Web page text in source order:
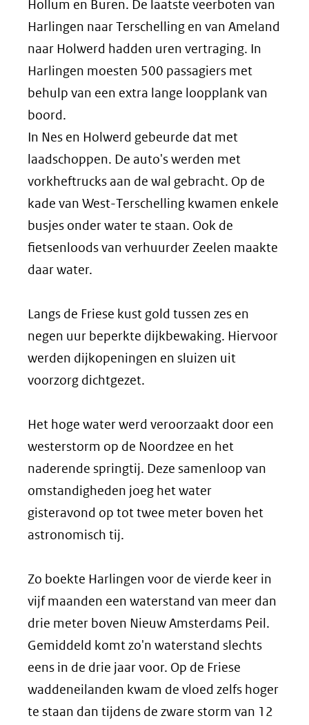
Hollum en Buren. De laatste veerboten van
Harlingen naar Terschelling en van Ameland
naar Holwerd hadden uren vertraging. In
Harlingen moesten 500 passagiers met
behulp van een extra lange loopplank van
boord.
In Nes en Holwerd gebeurde dat met
laadschoppen. De auto's werden met
vorkheftrucks aan de wal gebracht. Op de
kade van West-Terschelling kwamen enkele
busjes onder water te staan. Ook de
fietsenloods van verhuurder Zeelen maakte
daar water.
Langs de Friese kust gold tussen zes en
negen uur beperkte dijkbewaking. Hiervoor
werden dijkopeningen en sluizen uit
voorzorg dichtgezet.
Het hoge water werd veroorzaakt door een
westerstorm op de Noordzee en het
naderende springtij. Deze samenloop van
omstandigheden joeg het water
gisteravond op tot twee meter boven het
astronomisch tij.
Zo boekte Harlingen voor de vierde keer in
vijf maanden een waterstand van meer dan
drie meter boven Nieuw Amsterdams Peil.
Gemiddeld komt zo'n waterstand slechts
eens in de drie jaar voor. Op de Friese
waddeneilanden kwam de vloed zelfs hoger
te staan dan tijdens de zware storm van 12